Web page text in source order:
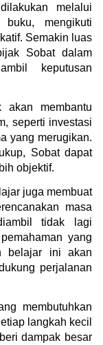
melalui
mengikuti
Semakin luas
Sobat dalam
keputusan
membantu
seperti investasi
yang merugikan.
Sobat dapat
objektif.
juga membuat
masa
tidak lagi
yang
belajar ini akan
perjalanan
membutuhkan
langkah kecil
dampak besar